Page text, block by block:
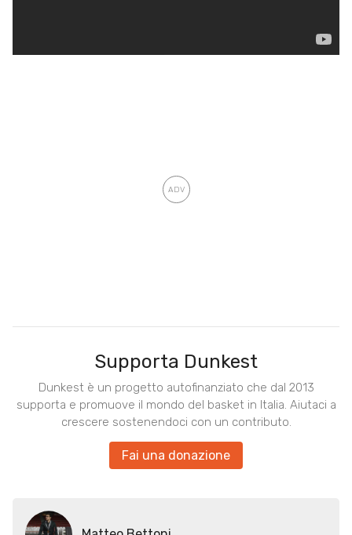
Supporta Dunkest
Dunkest è un progetto autofinanziato che dal 2013
supporta e promuove il mondo del basket in Italia. Aiutaci a
crescere sostenendoci con un contributo.
Fai una donazione